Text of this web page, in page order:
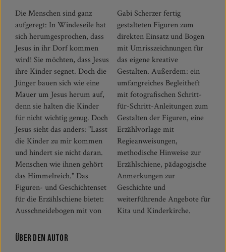
Die Menschen sind ganz
aufgeregt: In Windeseile hat
sich herumgesprochen, dass
Jesus in ihr Dorf kommen
wird! Sie möchten, dass Jesus
ihre Kinder segnet. Doch die
Jünger bauen sich wie eine
Mauer um Jesus herum auf,
denn sie halten die Kinder
für nicht wichtig genug. Doch
Jesus sieht das anders: "Lasst
die Kinder zu mir kommen
und hindert sie nicht daran.
Menschen wie ihnen gehört
das Himmelreich." Das
Figuren- und Geschichtenset
für die Erzählschiene bietet:
Ausschneidebogen mit von
Gabi Scherzer fertig
gestalteten Figuren zum
direkten Einsatz und Bogen
mit Umrisszeichnungen für
das eigene kreative
Gestalten. Außerdem: ein
umfangreiches Begleitheft
mit fotografischen Schritt-
für-Schritt-Anleitungen zum
Gestalten der Figuren, eine
Erzählvorlage mit
Regieanweisungen,
methodische Hinweise zur
Erzählschiene, pädagogische
Anmerkungen zur
Geschichte und
weiterführende Angebote für
Kita und Kinderkirche.
Über den Autor